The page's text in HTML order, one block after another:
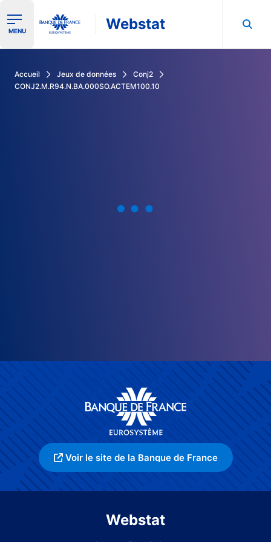
Ouvrir le menu de navigation
MENU Webstat
Accueil Jeux de données
Conj2
CONJ2.M.R94.N.BA.000SO.ACTEM100.10
Voir le site de la Banque de France
Webstat